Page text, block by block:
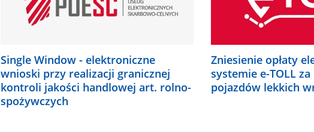
Single Window - elektroniczne
wnioski przy realizacji granicznej
kontroli jakości handlowej art. rolno-
spożywczych
Zniesienie opłaty
systemie e-TOLL
pojazdów lekkich